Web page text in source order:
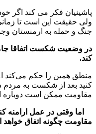
پاشینیان فکر می کند اگر
ولی حقیقت این است تا
جنگ و حمله به ارمنستان
در وضعیت شکست اتفاقا
کند.
منطق همین را حکم می‌کند
کنید بعد از شکست به
مقاومت ممکن است دوباره
اما وقتی در عمل ارامنه
مقاومت چگونه اتفاق خواهد